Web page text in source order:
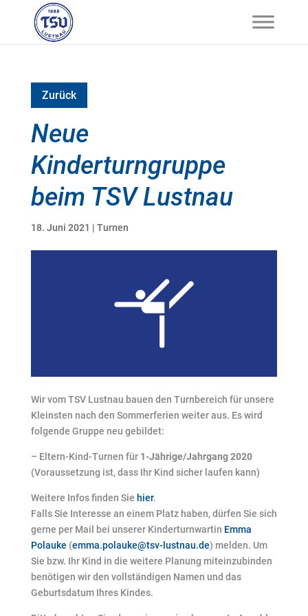
Zurück
Neue
Kinderturngruppe
beim TSV Lustnau
18. Juni 2021 | Turnen
Wir vom TSV Lustnau bauen den Turnbereich für unsere
Kleinsten nach den Sommerferien weiter aus. Es wird
folgende Gruppe neu gebildet:
– Eltern-Kind-Turnen für 1-Jährige/Jahrgang 2020
(Voraussetzung ist, dass Ihr Kind sicher laufen kann)
Weitere Infos finden Sie hier.
Falls Sie Interesse an einem Platz haben, dürfen Sie sich
gerne per Mail bei unserer Kinderturnwartin Emma
Polauke (emma.polauke@tsv-lustnau.de) melden. Um
Sie bzw. Ihr Kind in die weitere Planung miteinzubinden
benötigen wir den vollständigen Namen und das
Geburtsdatum Ihres Kindes.